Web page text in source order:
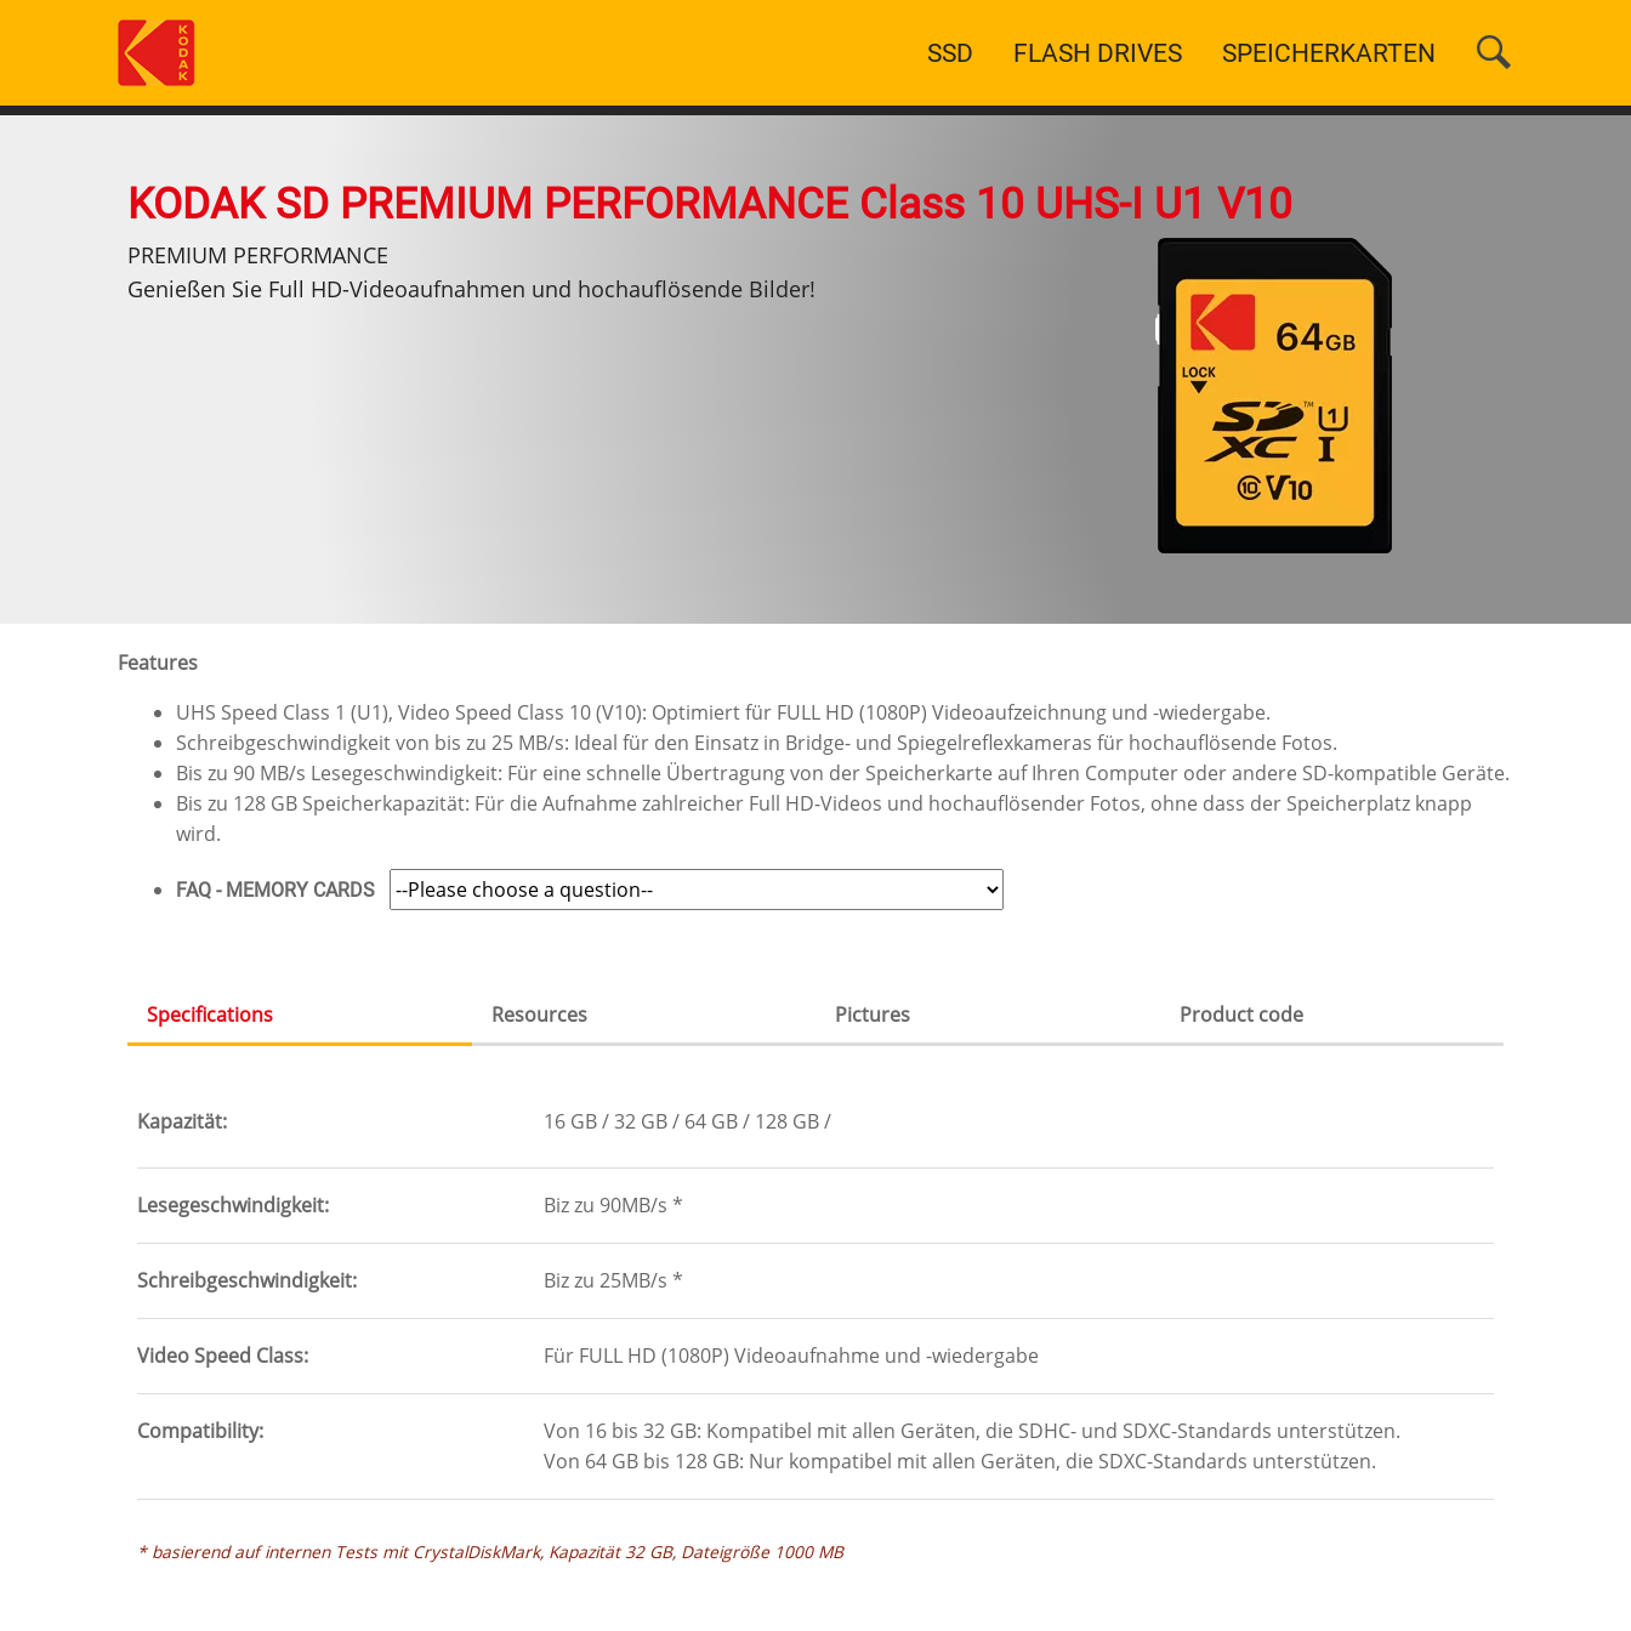
content
Main
navigation
SSD FLASH DRIVES SPEICHERKARTEN
KODAK SD PREMIUM PERFORMANCE Class 10 UHS-I U1 V10
PREMIUM PERFORMANCE
Genießen Sie Full HD-Videoaufnahmen und hochauflösende Bilder!
Features
UHS Speed Class 1 (U1), Video Speed Class 10 (V10): Optimiert für FULL HD (1080P) Videoaufzeichnung und -wiedergabe.
Schreibgeschwindigkeit von bis zu 25 MB/s: Ideal für den Einsatz in Bridge- und Spiegelreflexkameras für hochauflösende Fotos.
Bis zu 90 MB/s Lesegeschwindigkeit: Für eine schnelle Übertragung von der Speicherkarte auf Ihren Computer oder andere SD-kompatible Geräte.
Bis zu 128 GB Speicherkapazität: Für die Aufnahme zahlreicher Full HD-Videos und hochauflösender Fotos, ohne dass der Speicherplatz knapp
wird.
FAQ - MEMORY CARDS
Specifications
(active
Resources Pictures Product code
Kapazität 16 GB 32 GB 64 GB 128 GB
Lesegeschwindigkeit Biz zu 90MB/s *
Schreibgeschwindigkeit Biz zu 25MB/s *
Video Speed Class Für FULL HD (1080P) Videoaufnahme und -wiedergabe
Compatibility
Von 16 bis 32 GB: Kompatibel mit allen Geräten, die SDHC- und SDXC-Standards unterstützen.
Von 64 GB bis 128 GB: Nur kompatibel mit allen Geräten, die SDXC-Standards unterstützen.
* basierend auf internen Tests mit CrystalDiskMark, Kapazität 32 GB, Dateigröße 1000 MB